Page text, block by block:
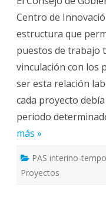
asociado
a
proyectos
Centro de
estructura que
puestos de trabajo
vinculación con los
ser esta relación
cada proyecto
periodo
más »
PAS interino-
Proyectos